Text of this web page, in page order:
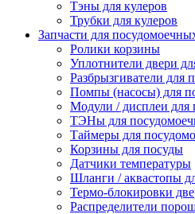
Тэны для кулеров
Трубки для кулеров
Запчасти для
Ролики корзины
Уплотнители двери
Разбрызгиватели
Помпы (насосы) для
Модули / дисплеи
ТЭНы для
Таймеры для
Корзины для посуды
Датчики температуры
Шланги / аквастопы
Термо-блокировки
Распределители